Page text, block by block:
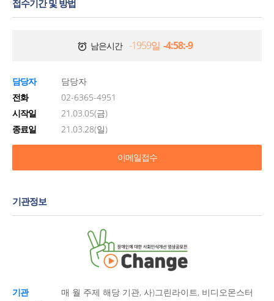
접수기간 및 방법
남은시간 -1959일 -4:58:-9
담당자
담당자
전화
02-6365-4951
시작일
21.03.05(금)
종료일
21.03.28(일)
이메일접수
기관정보
기관
매 월 주제 해당 기관, 사)그린라이트, 비디오몬스터